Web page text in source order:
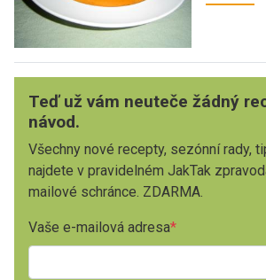
Teď už vám neuteče žádný
návod.
Všechny nové recepty, sezónní rady,
najdete v pravidelném JakTak
mailové schránce. ZDARMA.
Vaše e-mailová adresa